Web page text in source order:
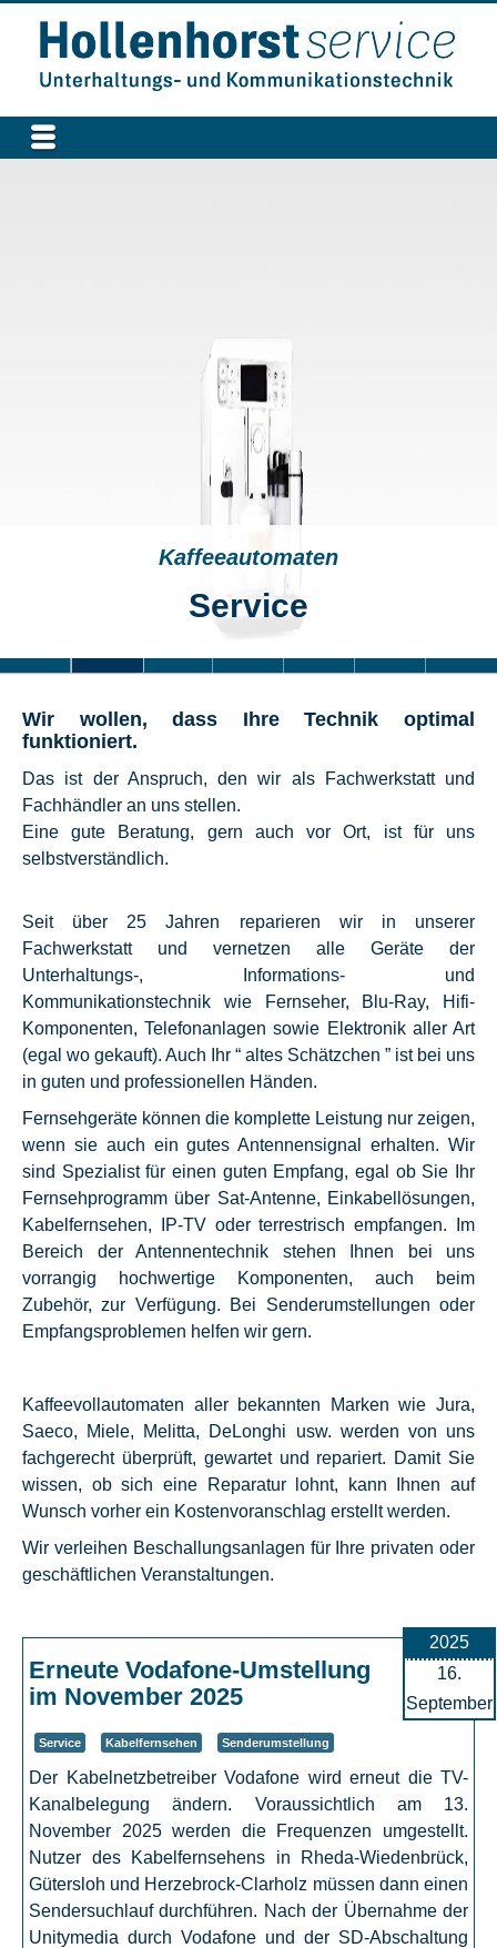
Kaffeeautomaten
Service
Wir wollen, dass Ihre Technik optimal
funktioniert.
Das ist der Anspruch, den wir als Fachwerkstatt und
Fachhändler an uns stellen.
Eine gute Beratung, gern auch vor Ort, ist für uns
selbstverständlich.
Seit über 25 Jahren reparieren wir in unserer
Fachwerkstatt und vernetzen alle Geräte der
Unterhaltungs-, Informations- und
Kommunikationstechnik wie Fernseher, Blu-Ray, Hifi-
Komponenten, Telefonanlagen sowie Elektronik aller Art
(egal wo gekauft). Auch Ihr “ altes Schätzchen ” ist bei uns
in guten und professionellen Händen.
Fernsehgeräte können die komplette Leistung nur zeigen,
wenn sie auch ein gutes Antennensignal erhalten. Wir
sind Spezialist für einen guten Empfang, egal ob Sie Ihr
Fernsehprogramm über Sat-Antenne, Einkabellösungen,
Kabelfernsehen, IP-TV oder terrestrisch empfangen. Im
Bereich der Antennentechnik stehen Ihnen bei uns
vorrangig hochwertige Komponenten, auch beim
Zubehör, zur Verfügung. Bei Senderumstellungen oder
Empfangsproblemen helfen wir gern.
Kaffeevollautomaten aller bekannten Marken wie Jura,
Saeco, Miele, Melitta, DeLonghi usw. werden von uns
fachgerecht überprüft, gewartet und repariert. Damit Sie
wissen, ob sich eine Reparatur lohnt, kann Ihnen auf
Wunsch vorher ein Kostenvoranschlag erstellt werden.
Wir verleihen Beschallungsanlagen für Ihre privaten oder
geschäftlichen Veranstaltungen.
2025
16.
September
Erneute Vodafone-Umstellung
im November 2025
Service Kabelfernsehen Senderumstellung
Der Kabelnetzbetreiber Vodafone wird erneut die TV-
Kanalbelegung ändern. Voraussichtlich am 13.
November 2025 werden die Frequenzen umgestellt.
Nutzer des Kabelfernsehens in Rheda-Wiedenbrück,
Gütersloh und Herzebrock-Clarholz müssen dann einen
Sendersuchlauf durchführen. Nach der Übernahme der
Unitymedia durch Vodafone und der SD-Abschaltung